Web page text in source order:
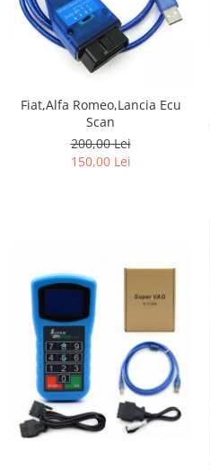
Fiat,Alfa Romeo,Lancia Ecu
Scan
200,00 Lei
150,00 Lei